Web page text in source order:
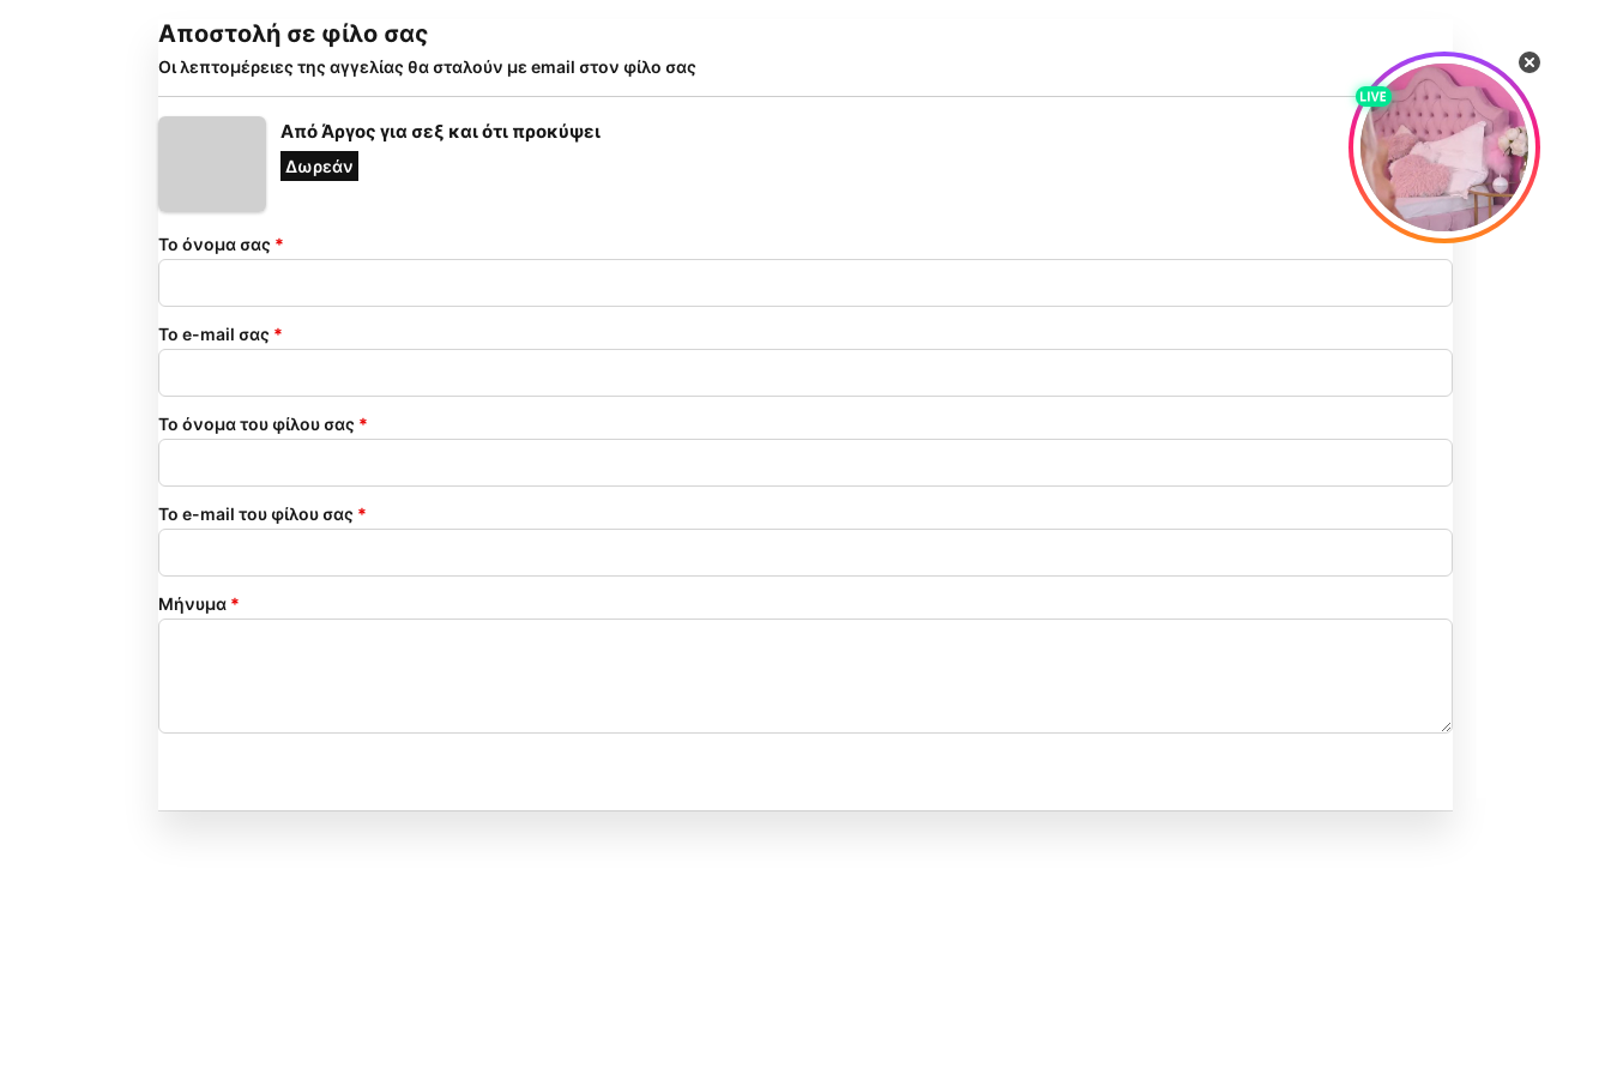
Αποστολή σε φίλο σας
Οι λεπτομέρειες της αγγελίας θα σταλούν με email στον φίλο σας
Από Άργος για σεξ και ότι προκύψει
Δωρεάν
Το όνομα σας *
Το e-mail σας *
Το όνομα του φίλου σας *
Το e-mail του φίλου σας *
Μήνυμα *